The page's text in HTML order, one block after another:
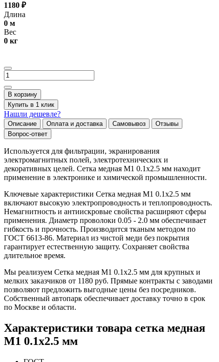
1180 ₽
Длина
0 м
Вес
0 кг
В корзину
Купить в 1 клик
Нашли дешевле?
Описание Оплата и доставка Самовывоз
Отзывы
Вопрос-ответ
Используется для фильтрации, экранирования
электромагнитных полей, электротехнических и
декоративных целей. Сетка медная М1 0.1х2.5 мм находит
применение в электронике и химической промышленности.
Ключевые характеристики Сетка медная М1 0.1х2.5 мм
включают высокую электропроводность и теплопроводность.
Немагнитность и антиискровые свойства расширяют сферы
применения. Диаметр проволоки 0.05 - 2.0 мм обеспечивает
гибкость и прочность. Производится тканым методом по
ГОСТ 6613-86. Материал из чистой меди без покрытия
гарантирует естественную защиту. Сохраняет свойства
длительное время.
Мы реализуем Сетка медная М1 0.1х2.5 мм для крупных и
мелких заказчиков от 1180 руб. Прямые контракты с заводами
позволяют предложить выгодные цены без посредников.
Собственный автопарк обеспечивает доставку точно в срок
по Москве и области.
Характеристики товара сетка медная
М1 0.1х2.5 мм